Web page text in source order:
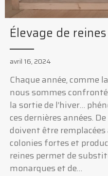
Élevage de reines
avril 16, 2024
Chaque année, comme
nous sommes
la sortie de l’hiver…
ces dernières années.
doivent être
colonies fortes et
reines permet de
monarques et de…